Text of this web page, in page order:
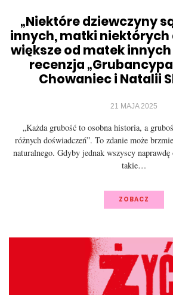
„Niektóre dziewczyny
innych, matki niektórych
większe od matek innych
recenzja
Chowaniec i Natalii
21 MAJA 2025
„Każda grubość to osobna historia, a
różnych doświadczeń”. To zdanie może
naturalnego. Gdyby jednak wszyscy
takie…
ZOBACZ